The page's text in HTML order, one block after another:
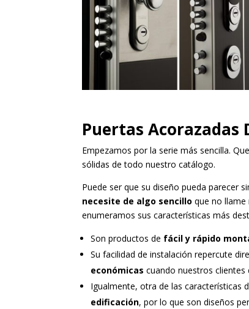
Puertas Acorazadas
Empezamos por la serie más sencilla.
sólidas de todo nuestro catálogo.
Puede ser que su diseño pueda parecer
necesite de algo sencillo que no llame
enumeramos sus características más
Son productos de fácil y rápido
Su facilidad de instalación repercute
económicas cuando nuestros
Igualmente, otra de las características
edificación, por lo que son diseños